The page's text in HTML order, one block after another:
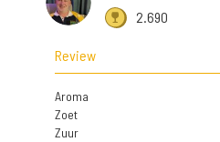
2.690
Review
Aroma
Zoet
Zuur